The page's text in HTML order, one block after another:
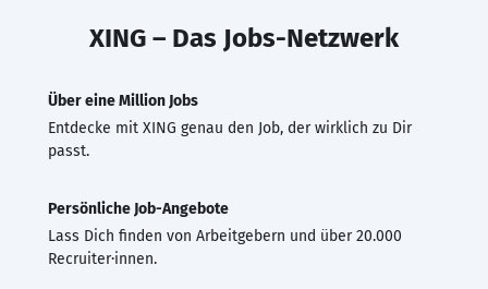
XING – Das Jobs-Netzwerk
Über eine Million Jobs
Entdecke mit XING genau den Job, der wirklich zu Dir
passt.
Persönliche Job-Angebote
Lass Dich finden von Arbeitgebern und über 20.000
Recruiter·innen.